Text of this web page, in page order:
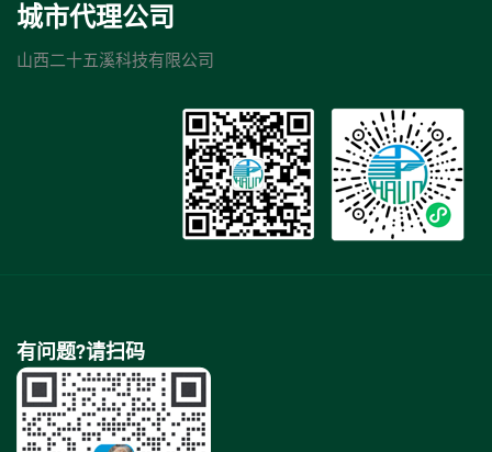
城市代理公司
山西二十五溪科技有限公司
有问题?请扫码